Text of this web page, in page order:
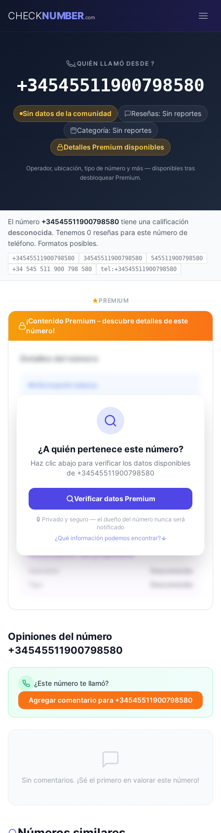
CHECKNUMBER.com
¿QUIÉN LLAMÓ DESDE ?
+34545511900798580
Sin datos de la comunidad
Reseñas: Sin reportes
Categoría: Sin reportes
Detalles Premium disponibles
Operador, ubicación, tipo de número y más — disponibles tras
desbloquear Premium.
El número +34545511900798580 tiene una calificación
desconocida. Tenemos 0 reseñas para este número de
teléfono. Formatos posibles.
+34545511900798580 34545511900798580
545511900798580
+34 545 511 900 798 580
tel:+34545511900798580
PREMIUM
¡Contenido Premium – descubre detalles de este
número!
Detalles del número
Información básica
Información de ubicación
País
Desconocido
Ciudad
Desconocido
Región
Desconocido
Información del propietario
¿A quién pertenece este número?
Haz clic abajo para verificar los datos disponibles
de +34545511900798580
Verificar datos Premium
🔒 Privado y seguro — el dueño del número nunca será
notificado
¿Qué información podemos encontrar?
Opiniones del número
+34545511900798580
¿Este número te llamó?
Agregar comentario para +34545511900798580
Sin comentarios. ¡Sé el primero en valorar este número!